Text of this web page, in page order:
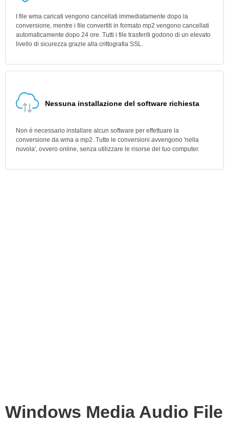
I file wma caricati vengono cancellati immediatamente dopo la
conversione, mentre i file convertiti in formato mp2 vengono cancellati
automaticamente dopo 24 ore. Tutti i file trasferiti godono di un elevato
livello di sicurezza grazie alla crittografia SSL.
Nessuna installazione del software richiesta
Non è necessario installare alcun software per effettuare la
conversione da wma a mp2. Tutte le conversioni avvengono 'nella
nuvola', ovvero online, senza utilizzare le risorse del tuo computer.
Windows Media Audio File